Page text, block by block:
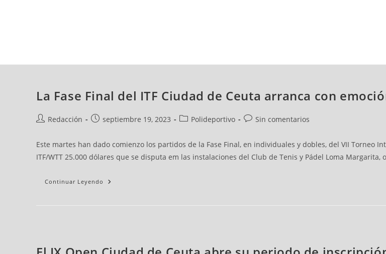
La Fase Final del ITF Ciudad de Ceuta arranca con
Redacción septiembre 19, 2023 Polideportivo Sin comentarios
Este martes han dado comienzo los partidos de la Fase Final, en individuales y dobles, del VII Torneo
ITF/WTT 25.000 dólares que se disputa em las instalaciones del Club de Tenis y Pádel Loma
Continuar Leyendo